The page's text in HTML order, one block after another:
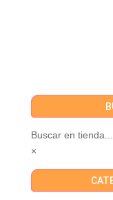
Buscar en tienda...
×